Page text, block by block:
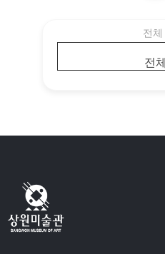
전체
전체